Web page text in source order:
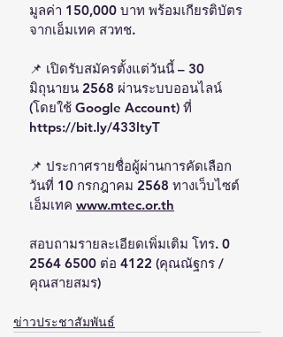
มูลค่า 150,000 บาท พร้อมเกียรติบัตร
จากเอ็มเทค สวทช.
📌 เปิดรับสมัครตั้งแต่วันนี้ – 30
มิถุนายน 2568 ผ่านระบบออนไลน์
(โดยใช้ Google Account) ที่
https://bit.ly/433ltyT
📌 ประกาศรายชื่อผู้ผ่านการคัดเลือก
วันที่ 10 กรกฎาคม 2568 ทางเว็บไซต์
เอ็มเทค www.mtec.or.th
สอบถามรายละเอียดเพิ่มเติม โทร. 0
2564 6500 ต่อ 4122 (คุณณัฐกร /
คุณสายสมร)
ข่าวประชาสัมพันธ์